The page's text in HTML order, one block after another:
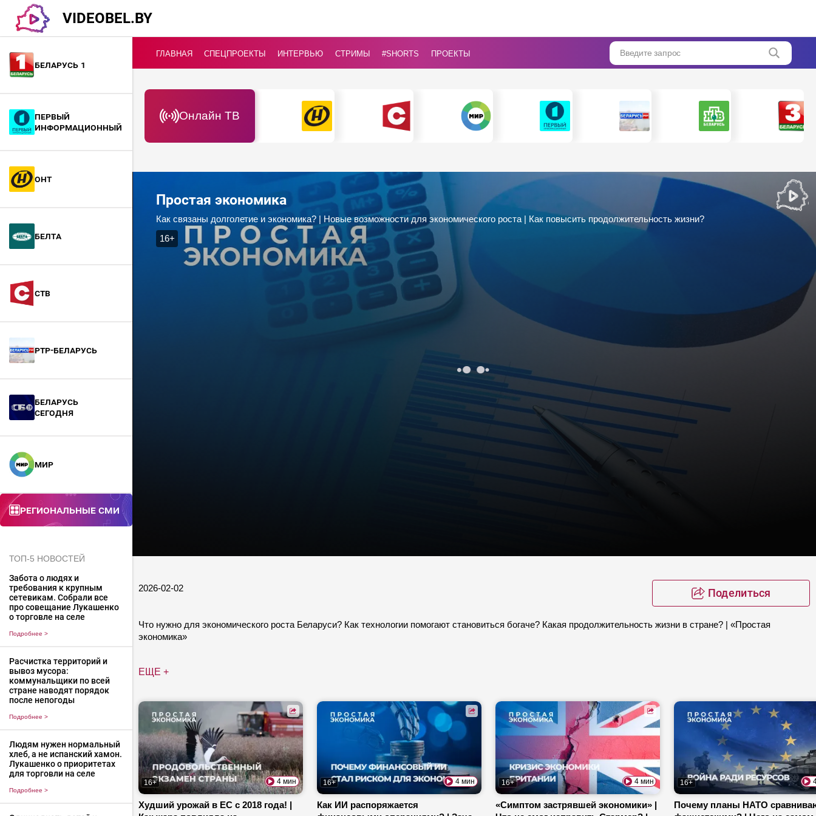
VIDEOBEL.BY
Беларусь 1
Первый
информационный
ОНТ
БелТА
СТВ
РТР-Беларусь
БЕЛАРУСЬ
СЕГОДНЯ
МИР
Региональные СМИ
ТОП-5 НОВОСТЕЙ
Забота о людях и
требования к крупным
сетевикам. Собрали все
про совещание Лукашенко
о торговле на селе
Подробнее >
Расчистка территорий и
вывоз мусора:
коммунальщики по всей
стране наводят порядок
после непогоды
Подробнее >
Людям нужен нормальный
хлеб, а не испанский хамон.
Лукашенко о приоритетах
для торговли на селе
Подробнее >
ГЛАВНАЯ СПЕЦПРОЕКТЫ ИНТЕРВЬЮ СТРИМЫ #Shorts ПРОЕКТЫ Введите запрос
Онлайн ТВ
Простая экономика
Как связаны долголетие и экономика? | Новые возможности для экономического роста | Как повысить продолжительность жизни?
16+
2026-02-02 Поделиться
Что нужно для экономического роста Беларуси? Как технологии помогают становиться богаче? Какая продолжительность жизни в стране? | «Простая
экономика»
ЕЩЕ +
16+ 4 мин
Худший урожай в ЕС с 2018 года! |
16+ 4 мин
Как ИИ распоряжается
16+ 4 мин
«Симптом застрявшей экономики» |
16+
Почему планы НАТО